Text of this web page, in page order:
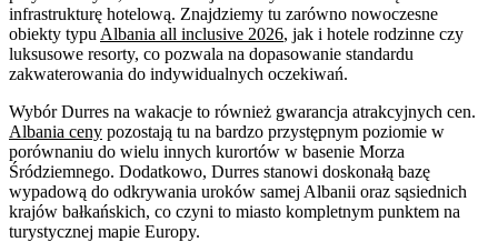
infrastrukturę hotelową. Znajdziemy tu zarówno nowoczesne
obiekty typu Albania all inclusive 2026, jak i hotele rodzinne czy
luksusowe resorty, co pozwala na dopasowanie standardu
zakwaterowania do indywidualnych oczekiwań.
Wybór Durres na wakacje to również gwarancja atrakcyjnych cen.
Albania ceny pozostają tu na bardzo przystępnym poziomie w
porównaniu do wielu innych kurortów w basenie Morza
Śródziemnego. Dodatkowo, Durres stanowi doskonałą bazę
wypadową do odkrywania uroków samej Albanii oraz sąsiednich
krajów bałkańskich, co czyni to miasto kompletnym punktem na
turystycznej mapie Europy.